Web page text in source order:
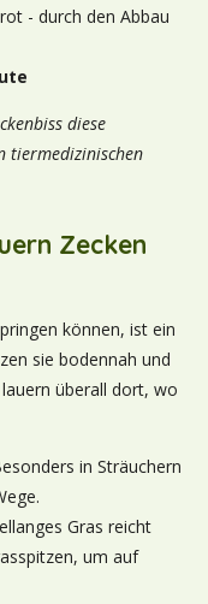
- durch den Abbau
diese
tiermedizinischen
Zecken
können, ist ein
sie bodennah und
überall dort, wo
in Sträuchern
Gras reicht
um auf